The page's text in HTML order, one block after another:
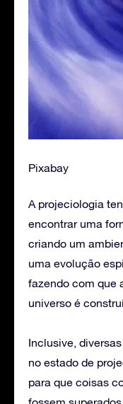
Pixabay
A projeciologia
encontrar uma
criando um
uma evolução
fazendo com que
universo é
Inclusive,
no estado de
para que coisas